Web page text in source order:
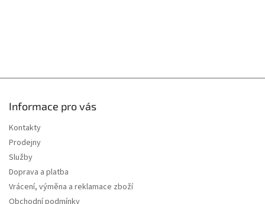
Informace pro vás
Kontakty
Prodejny
Služby
Doprava a platba
Vrácení, výměna a reklamace zboží
Obchodní podmínky